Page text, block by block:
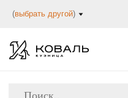
(выбрать другой)